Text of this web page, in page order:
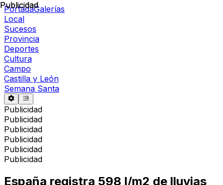
PortadaGalerías
Local
Sucesos
Provincia
Deportes
Cultura
Campo
Castilla y León
Semana Santa
Publicidad
Publicidad
Publicidad
Publicidad
Publicidad
Publicidad
Publicidad
España registra 598 l/m2 de lluvias
Publicidad